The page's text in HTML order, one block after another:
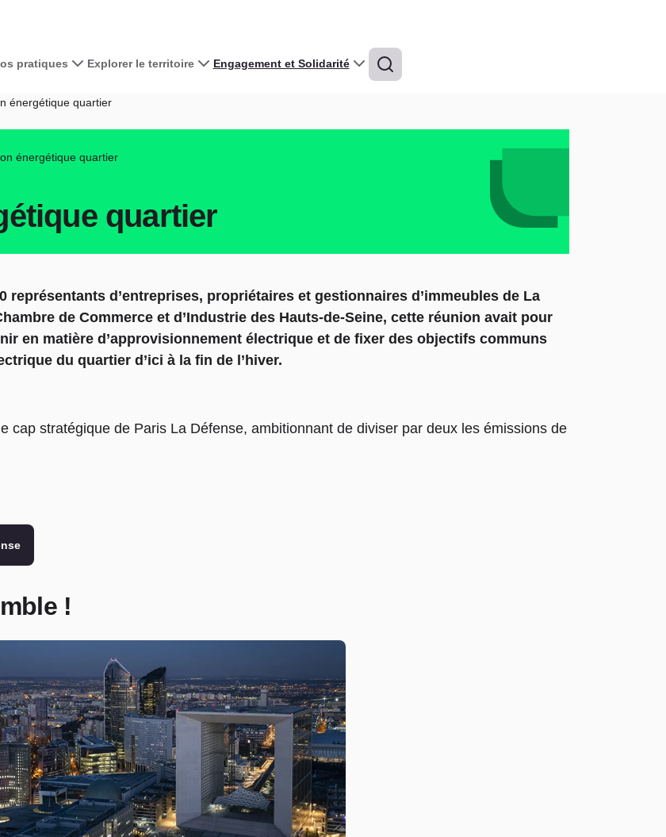
pratiques Explorer le territoire Engagement et Solidarité
énergétique quartier
énergétique quartier
quartier
représentants d’entreprises, propriétaires et gestionnaires d’immeubles de La
de Commerce et d’Industrie des Hauts-de-Seine, cette réunion avait pour
en matière d’approvisionnement électrique et de fixer des objectifs communs
du quartier d’ici à la fin de l’hiver.
cap stratégique de Paris La Défense, ambitionnant de diviser par deux les émissions de
!